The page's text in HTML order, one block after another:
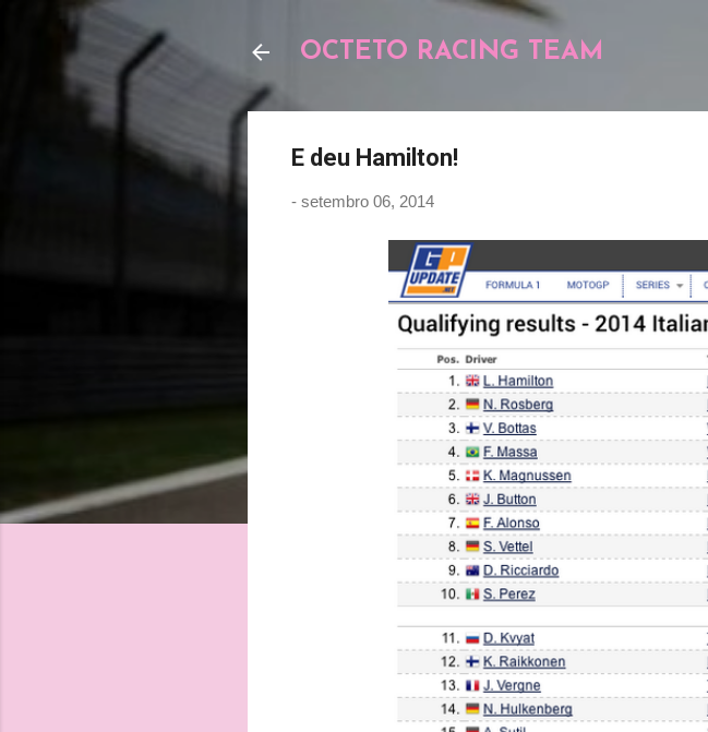
OCTETO RACING TEAM
E deu Hamilton!
- setembro 06, 2014